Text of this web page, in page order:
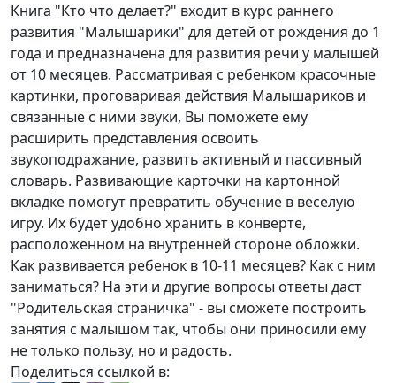
Книга "Кто что делает?" входит в курс раннего
развития "Малышарики" для детей от рождения до 1
года и предназначена для развития речи у малышей
от 10 месяцев. Рассматривая с ребенком красочные
картинки, проговаривая действия Малышариков и
связанные с ними звуки, Вы поможете ему
расширить представления освоить
звукоподражание, развить активный и пассивный
словарь. Развивающие карточки на картонной
вкладке помогут превратить обучение в веселую
игру. Их будет удобно хранить в конверте,
расположенном на внутренней стороне обложки.
Как развивается ребенок в 10-11 месяцев? Как с ним
заниматься? На эти и другие вопросы ответы даст
"Родительская страничка" - вы сможете построить
занятия с малышом так, чтобы они приносили ему
не только пользу, но и радость.
Поделиться ссылкой в: